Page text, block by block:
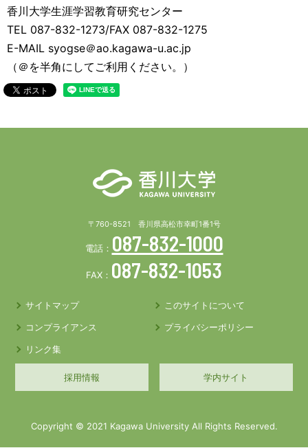
香川大学生涯学習教育研究センター
TEL 087-832-1273/FAX 087-832-1275
E-MAIL syogse＠ao.kagawa-u.ac.jp
（＠を半角にしてご利用ください。）
〒760-8521 香川県高松市幸町1番1号
電話： 087-832-1000
FAX： 087-832-1053
サイトマップ
このサイトについて
コンプライアンス
プライバシーポリシー
リンク集
採用情報 学内サイト
Copyright © 2021 Kagawa University All Rights Reserved.